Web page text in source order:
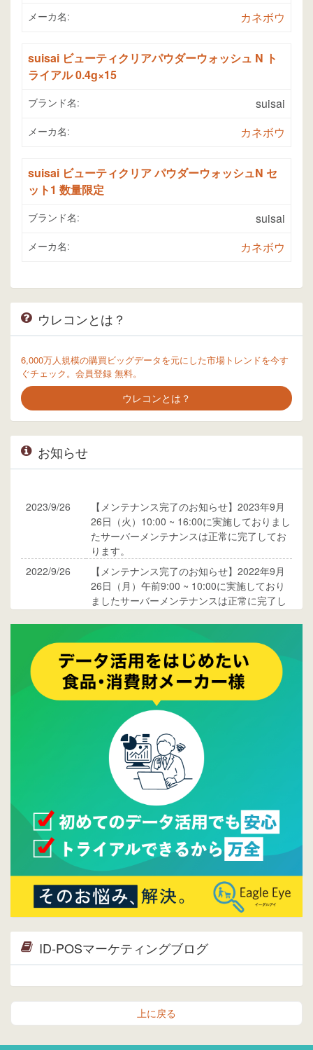
メーカ名: カネボウ
suisai ビューティクリアパウダーウォッシュ N ト
ライアル 0.4g×15
ブランド名: suisai
メーカ名: カネボウ
suisai ビューティクリア パウダーウォッシュN セ
ット1 数量限定
ブランド名: suisai
メーカ名: カネボウ
ウレコンとは？
6,000万人規模の購買ビッグデータを元にした市場トレンドを今す
ぐチェック。会員登録 無料。
ウレコンとは？
お知らせ
2023/9/26
【メンテナンス完了のお知らせ】2023年9月
26日（火）10:00 ~ 16:00に実施しておりまし
たサーバーメンテナンスは正常に完了してお
ります。
2022/9/26
【メンテナンス完了のお知らせ】2022年9月
26日（月）午前9:00 ~ 10:00に実施しており
ましたサーバーメンテナンスは正常に完了し
ご覧ください。
2015/10/19
ウレコンのサイト機能を大幅バージョンアッ
プ。詳細はこちら。⇒告知ページへ
2015/09/28
ウレコンが機能拡充し、サイトリニューアル
しました。⇒
ウレコンFacebook
Facebookページを開設しました。詳細は
ら。
ウレコンサイトリリースしました。
ID-POSマーケティングブログ
上に戻る